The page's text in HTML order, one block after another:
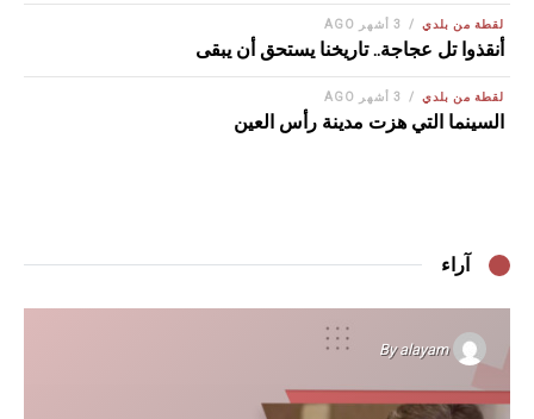
لقطة من بلدي
أنقذوا تل عجاجة.. تاريخنا يستحق أن يبقى
لقطة من بلدي
السينما التي هزت مدينة رأس العين
آراء
Byalayam